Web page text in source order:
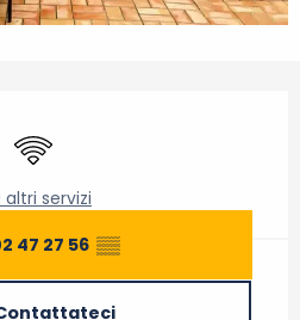
Wi-Fi
altri servizi
47 27 56 ▒▒